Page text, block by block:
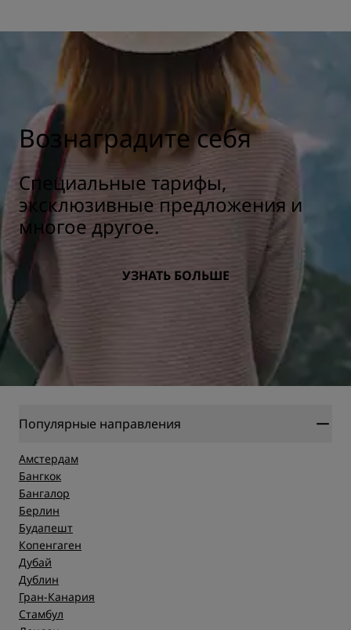
Вознаградите себя
Специальные тарифы,
эксклюзивные предложения и
многое другое.
УЗНАТЬ БОЛЬШЕ
Популярные направления
Амстердам
Бангкок
Бангалор
Берлин
Будапешт
Копенгаген
Дубай
Дублин
Гран-Канария
Стамбул